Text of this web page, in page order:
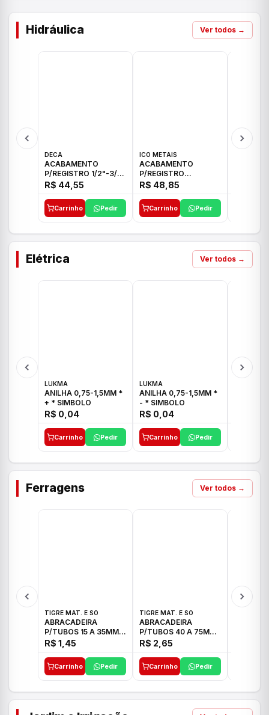
Hidráulica Ver todos →
DECA
ACABAMENTO
P/REGISTRO 1/2"-3/4"
E 1"C21.PQ DECA
R$ 44,55
Carrinho Pedir
ICO METAIS
ACABAMENTO
P/REGISTRO
1/2"-3/4"-1" ACB M
CS 33 ICO
R$ 48,85
Carrinho Pedir
Elétrica Ver todos →
LUKMA
ANILHA 0,75-1,5MM *
+ * SIMBOLO
R$ 0,04
Carrinho Pedir
LUKMA
ANILHA 0,75-1,5MM *
- * SIMBOLO
R$ 0,04
Carrinho Pedir
Ferragens Ver todos →
TIGRE MAT. E SO
ABRACADEIRA
P/TUBOS 15 A 35MM
TIGRE
R$ 1,45
Carrinho Pedir
TIGRE MAT. E SO
ABRACADEIRA
P/TUBOS 40 A 75MM
TIGRE
R$ 2,65
Carrinho Pedir